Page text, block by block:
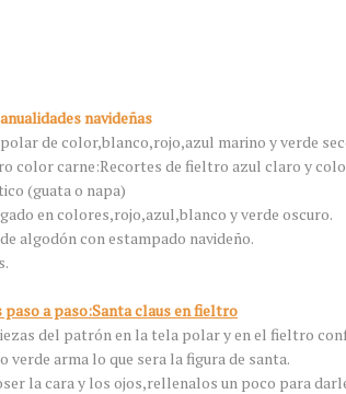
navideñas
de color,blanco,rojo,azul marino y verde
color carne:Recortes de fieltro azul claro y
(guata o napa)
en colores,rojo,azul,blanco y verde oscuro.
algodón con estampado navideño.
paso a paso:Santa claus en fieltro
del patrón en la tela polar y en el fieltro
verde arma lo que sera la figura de santa.
la cara y los ojos,rellenalos un poco para